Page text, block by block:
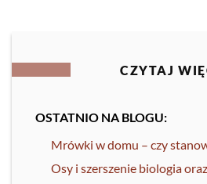
CZYTAJ
OSTATNIO NA BLOGU:
Mrówki w domu – czy
Osy i szerszenie biologia